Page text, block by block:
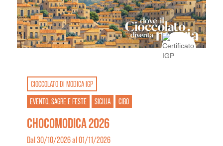
CIOCCOLATO DI MODICA IGP
EVENTO, SAGRE E FESTE
SICILIA CIBO
CHOCOMODICA 2026
Dal 30/10/2026 al 01/11/2026